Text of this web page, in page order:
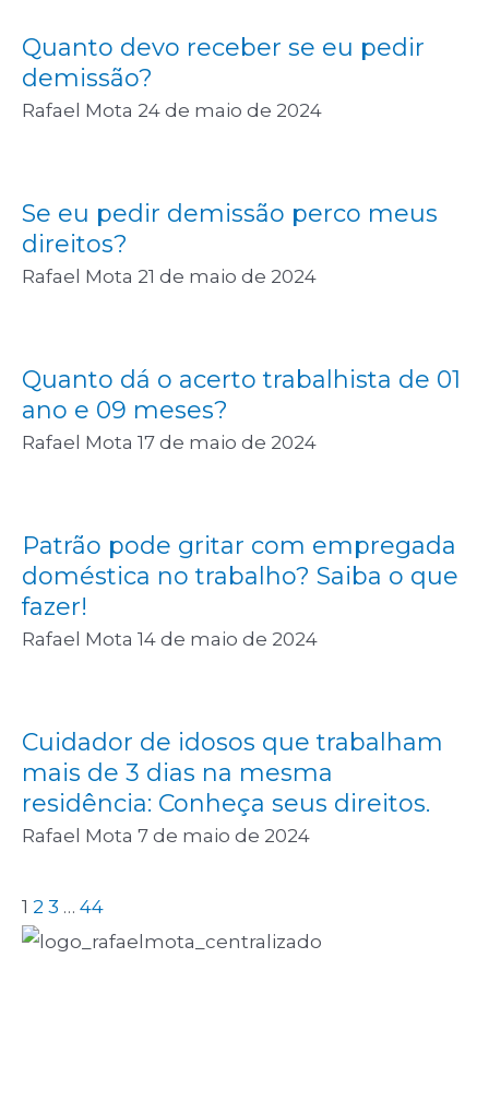
Quanto devo receber se eu pedir
demissão?
Rafael Mota 24 de maio de 2024
Se eu pedir demissão perco meus
direitos?
Rafael Mota 21 de maio de 2024
Quanto dá o acerto trabalhista de 01
ano e 09 meses?
Rafael Mota 17 de maio de 2024
Patrão pode gritar com empregada
doméstica no trabalho? Saiba o que
fazer!
Rafael Mota 14 de maio de 2024
Cuidador de idosos que trabalham
mais de 3 dias na mesma
residência: Conheça seus direitos.
Rafael Mota 7 de maio de 2024
1 2 3 … 44